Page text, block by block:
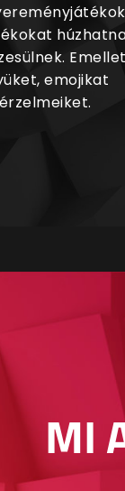
emojikat
MI